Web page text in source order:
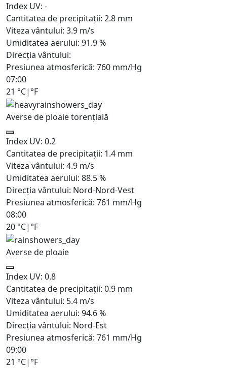
Index UV: -
Cantitatea de precipitații: 2.8 mm
Viteza vântului: 3.9 m/s
Umiditatea aerului: 91.9%
Direcția vântului:
Presiunea atmosferică: 760 mm/Hg
07:00
21 °C| °F
Averse de ploaie torențială
Index UV: 0.2
Cantitatea de precipitații: 1.4 mm
Viteza vântului: 4.9 m/s
Umiditatea aerului: 88.5%
Direcția vântului: Nord-Nord-Vest
Presiunea atmosferică: 761 mm/Hg
08:00
20 °C| °F
Averse de ploaie
Index UV: 0.8
Cantitatea de precipitații: 0.9 mm
Viteza vântului: 5.4 m/s
Umiditatea aerului: 94.6%
Direcția vântului: Nord-Est
Presiunea atmosferică: 761 mm/Hg
09:00
21 °C| °F